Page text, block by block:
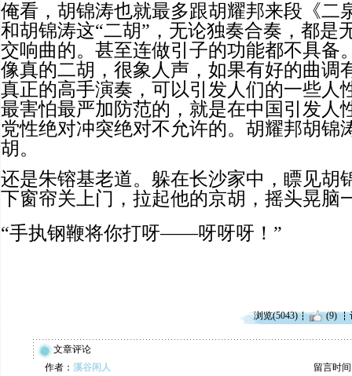
俺看，胡锦涛也就最多跟胡耀邦来段《二
和胡锦涛这“二胡”，无论独奏合奏，都是
交响曲的。甚至连做引子的功能都不具备
像真的二胡，很象人声，如果有好的曲调
真正的高手演奏，可以引发人们的一些人
最害怕最严加防范的，就是在中国引发人
党性绝对冲突绝对不允许的。胡耀邦胡锦
胡。
还是朱镕基老道。躲在长沙家中，瞟见胡
下窗帘关上门，拉起他的京胡，摇头晃脑
“手执钢鞭将你打呀——呀呀呀！”
浏览(5043) (9)
文章评论
作者： 溪谷闲人 留言时间